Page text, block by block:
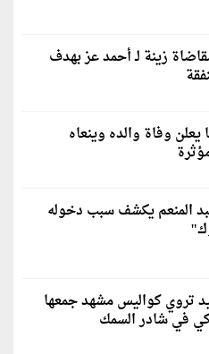
زينة لـ أحمد عز بهدف
يعلن وفاة والده وينعاه
المنعم يكشف سبب دخوله
تروي كواليس مشهد جمعها
في شادر السمك